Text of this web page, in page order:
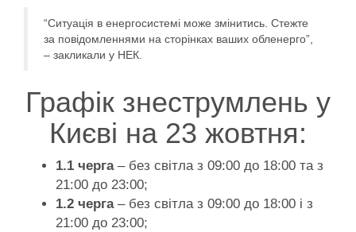
“Ситуація в енергосистемі може змінитись. Стежте
за повідомленнями на сторінках ваших обленерго”,
– закликали у НЕК.
Графік знеструмлень у
Києві на 23 жовтня:
1.1 черга– без світла з 09:00 до 18:00 та з
21:00 до 23:00;
1.2 черга– без світла з 09:00 до 18:00 і з
21:00 до 23:00;